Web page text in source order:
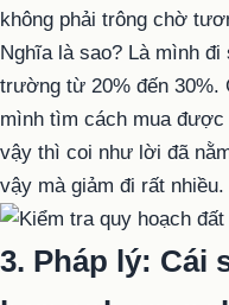
không phải trông chờ
Nghĩa là sao? Là mình
trường từ 20% đến 30%.
mình tìm cách mua
vậy thì coi như lời đã
vậy mà giảm đi rất nhiều.
3. Pháp lý: Cái